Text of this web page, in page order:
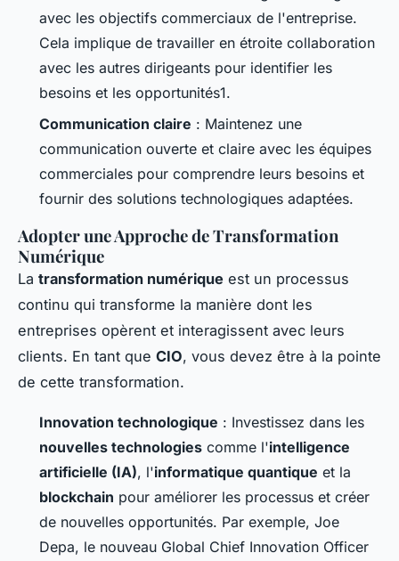
avec les objectifs commerciaux de l'entreprise.
Cela implique de travailler en étroite collaboration
avec les autres dirigeants pour identifier les
besoins et les opportunités1.
Communication claire : Maintenez une
communication ouverte et claire avec les équipes
commerciales pour comprendre leurs besoins et
fournir des solutions technologiques adaptées.
Adopter une Approche de Transformation
Numérique
La transformation numérique est un processus
continu qui transforme la manière dont les
entreprises opèrent et interagissent avec leurs
clients. En tant que CIO, vous devez être à la pointe
de cette transformation.
Innovation technologique : Investissez dans les
nouvelles technologies comme l'intelligence
artificielle (IA), l'informatique quantique et la
blockchain pour améliorer les processus et créer
de nouvelles opportunités. Par exemple, Joe
Depa, le nouveau Global Chief Innovation Officer